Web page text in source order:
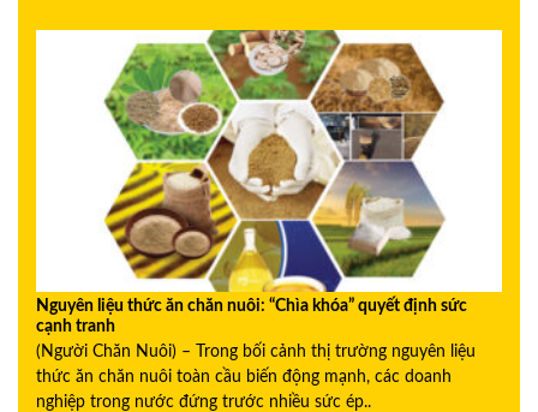
Nguyên liệu thức ăn chăn nuôi: “Chìa khóa” quyết định sức
cạnh tranh
(Người Chăn Nuôi) – Trong bối cảnh thị trường nguyên liệu
thức ăn chăn nuôi toàn cầu biến động mạnh, các doanh
nghiệp trong nước đứng trước nhiều sức ép..